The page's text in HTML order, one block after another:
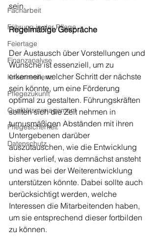
Facharbeit
Führung in der Pflege
Feiertage
Finanzanalyse
Krisenresilienz
Pflegezukunft
Qualitätsmanagement
Pflegesicherheit
Datenschutz
sein.
Regelmäßige Gespräche
Der Austausch über Vorstellungen und
Wünsche ist essenziell, um zu
erkennen, welcher Schritt der nächste
sein könnte, um eine Förderung
optimal zu gestalten. Führungskräften
sollten sich die Zeit nehmen in
turnusmäßigen Abständen mit ihren
Untergebenen darüber
auszutauschen, wie die Entwicklung
bisher verlief, was demnächst ansteht
und was bei der Weiterentwicklung
unterstützen könnte. Dabei sollte auch
berücksichtigt werden, welche
Interessen die Mitarbeitenden haben,
um sie entsprechend dieser fortbilden
zu können.